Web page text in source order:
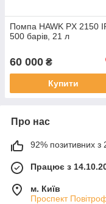
Помпа HAWK PX 2150
500 барів, 21 л
60 000 ₴
Купити
Про нас
92% позитивних з
Працює з
м. Київ
Проспект